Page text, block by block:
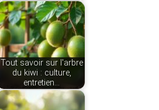
Tout savoir sur l'arbre
du kiwi : culture,
entretien…